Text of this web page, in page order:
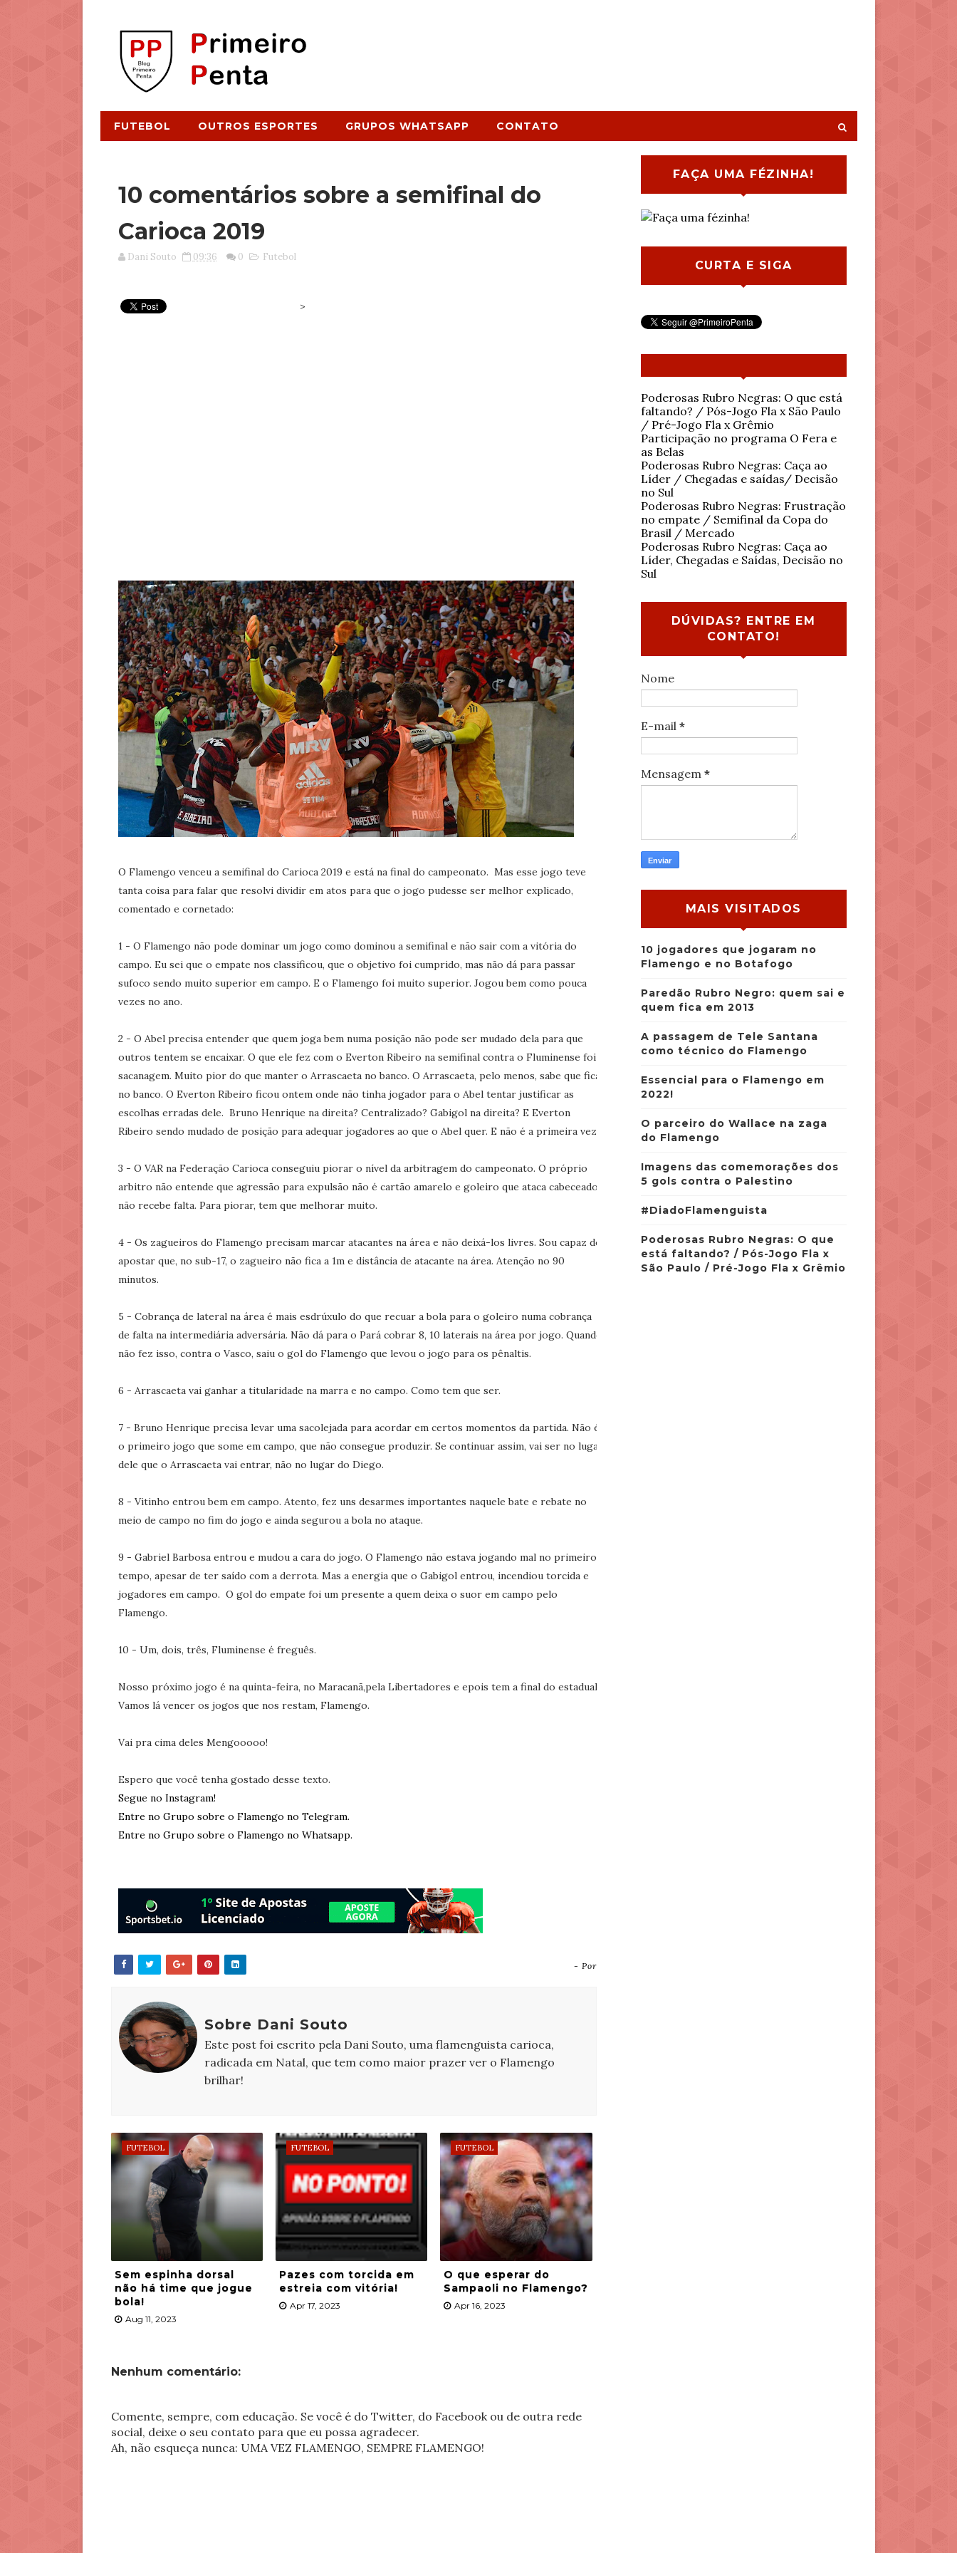
FUTEBOL OUTROS ESPORTES GRUPOS WHATSAPP CONTATO
10 comentários sobre a semifinal do
Carioca 2019
Dani Souto 09:36 0 Futebol
>
O Flamengo venceu a semifinal do Carioca 2019 e está na final do campeonato. Mas esse jogo teve
tanta coisa para falar que resolvi dividir em atos para que o jogo pudesse ser melhor explicado,
comentado e cornetado:
1 - O Flamengo não pode dominar um jogo como dominou a semifinal e não sair com a vitória do
campo. Eu sei que o empate nos classificou, que o objetivo foi cumprido, mas não dá para passar
sufoco sendo muito superior em campo. E o Flamengo foi muito superior. Jogou bem como pouca
vezes no ano.
2 - O Abel precisa entender que quem joga bem numa posição não pode ser mudado dela para que
outros tentem se encaixar. O que ele fez com o Everton Ribeiro na semifinal contra o Fluminense foi
sacanagem. Muito pior do que manter o Arrascaeta no banco. O Arrascaeta, pelo menos, sabe que fica
no banco. O Everton Ribeiro ficou ontem onde não tinha jogador para o Abel tentar justificar as
escolhas erradas dele. Bruno Henrique na direita? Centralizado? Gabigol na direita? E Everton
Ribeiro sendo mudado de posição para adequar jogadores ao que o Abel quer. E não é a primeira vez.
3 - O VAR na Federação Carioca conseguiu piorar o nível da arbitragem do campeonato. O próprio
arbitro não entende que agressão para expulsão não é cartão amarelo e goleiro que ataca cabeceador
não recebe falta. Para piorar, tem que melhorar muito.
4 - Os zagueiros do Flamengo precisam marcar atacantes na área e não deixá-los livres. Sou capaz de
apostar que, no sub-17, o zagueiro não fica a 1m e distância de atacante na área. Atenção no 90
minutos.
5 - Cobrança de lateral na área é mais esdrúxulo do que recuar a bola para o goleiro numa cobrança
de falta na intermediária adversária. Não dá para o Pará cobrar 8, 10 laterais na área por jogo. Quando
não fez isso, contra o Vasco, saiu o gol do Flamengo que levou o jogo para os pênaltis.
6 - Arrascaeta vai ganhar a titularidade na marra e no campo. Como tem que ser.
7 - Bruno Henrique precisa levar uma sacolejada para acordar em certos momentos da partida. Não é
o primeiro jogo que some em campo, que não consegue produzir. Se continuar assim, vai ser no lugar
dele que o Arrascaeta vai entrar, não no lugar do Diego.
8 - Vitinho entrou bem em campo. Atento, fez uns desarmes importantes naquele bate e rebate no
meio de campo no fim do jogo e ainda segurou a bola no ataque.
9 - Gabriel Barbosa entrou e mudou a cara do jogo. O Flamengo não estava jogando mal no primeiro
tempo, apesar de ter saído com a derrota. Mas a energia que o Gabigol entrou, incendiou torcida e
jogadores em campo. O gol do empate foi um presente a quem deixa o suor em campo pelo
Flamengo.
10 - Um, dois, três, Fluminense é freguês.
Nosso próximo jogo é na quinta-feira, no Maracanã,pela Libertadores e epois tem a final do estadual.
Vamos lá vencer os jogos que nos restam, Flamengo.
Vai pra cima deles Mengooooo!
Espero que você tenha gostado desse texto.
Segue no Instagram!
Entre no Grupo sobre o Flamengo no Telegram.
Entre no Grupo sobre o Flamengo no Whatsapp.
- Por
Sobre Dani Souto
Este post foi escrito pela Dani Souto, uma flamenguista carioca,
radicada em Natal, que tem como maior prazer ver o Flamengo
brilhar!
FUTEBOL
Sem espinha dorsal
não há time que jogue
bola!
Aug 11, 2023
FUTEBOL
Pazes com torcida em
estreia com vitória!
Apr 17, 2023
FUTEBOL
O que esperar do
Sampaoli no Flamengo?
Apr 16, 2023
Nenhum comentário:
Comente, sempre, com educação. Se você é do Twitter, do Facebook ou de outra rede
social, deixe o seu contato para que eu possa agradecer.
Ah, não esqueça nunca: UMA VEZ FLAMENGO, SEMPRE FLAMENGO!
FAÇA UMA FÉZINHA!
CURTA E SIGA
Poderosas Rubro Negras: O que está
faltando? / Pós-Jogo Fla x São Paulo
/ Pré-Jogo Fla x Grêmio
Participação no programa O Fera e
as Belas
Poderosas Rubro Negras: Caça ao
Líder / Chegadas e saídas/ Decisão
no Sul
Poderosas Rubro Negras: Frustração
no empate / Semifinal da Copa do
Brasil / Mercado
Poderosas Rubro Negras: Caça ao
Líder, Chegadas e Saídas, Decisão no
Sul
DÚVIDAS? ENTRE EM
CONTATO!
Nome
E-mail *
Mensagem *
MAIS VISITADOS
10 jogadores que jogaram no
Flamengo e no Botafogo
Paredão Rubro Negro: quem sai e
quem fica em 2013
A passagem de Tele Santana
como técnico do Flamengo
Essencial para o Flamengo em
2022!
O parceiro do Wallace na zaga
do Flamengo
Imagens das comemorações dos
5 gols contra o Palestino
#DiadoFlamenguista
Poderosas Rubro Negras: O que
está faltando? / Pós-Jogo Fla x
São Paulo / Pré-Jogo Fla x Grêmio